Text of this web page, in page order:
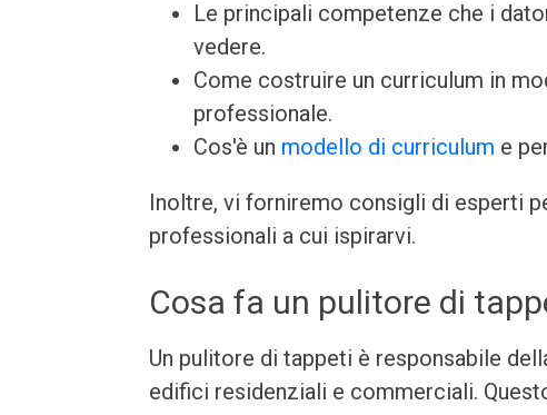
Le principali competenze che i
vedere.
Come costruire un curriculum in
professionale.
Cos'è un modello di curriculum e
Inoltre, vi forniremo consigli di esperti
professionali a cui ispirarvi.
Cosa fa un pulitore di
Un pulitore di tappeti è responsabile
edifici residenziali e commerciali.